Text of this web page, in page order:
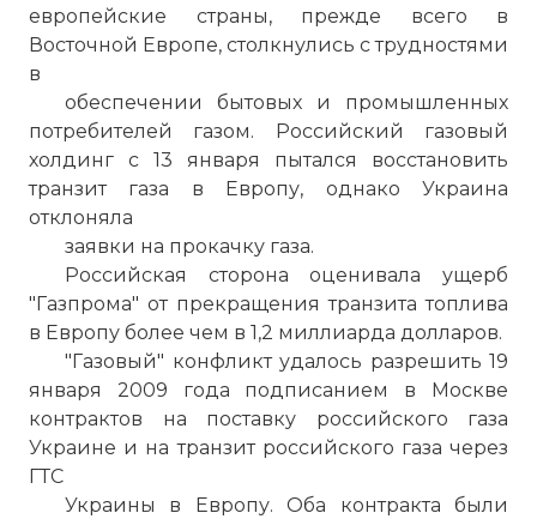
европейские страны, прежде всего в
Восточной Европе, столкнулись с трудностями
в
обеспечении бытовых и промышленных
потребителей газом. Российский газовый
холдинг с 13 января пытался восстановить
транзит газа в Европу, однако Украина
отклоняла
заявки на прокачку газа.
Российская сторона оценивала ущерб
"Газпрома" от прекращения транзита топлива
в Европу более чем в 1,2 миллиарда долларов.
"Газовый" конфликт удалось разрешить 19
января 2009 года подписанием в Москве
контрактов на поставку российского газа
Украине и на транзит российского газа через
ГТС
Украины в Европу. Оба контракта были